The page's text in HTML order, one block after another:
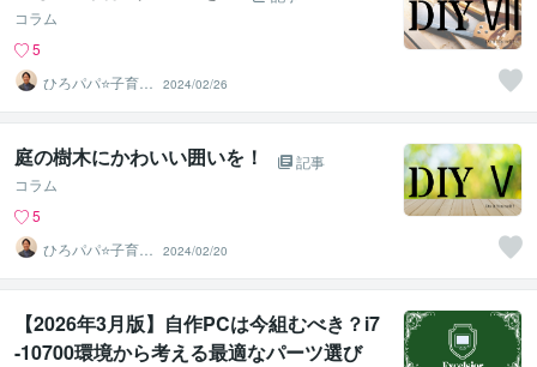
コラム
5
ひろパパ⭐️子育て
の愛伝えるカウ
ンセラー
2024/02/26
庭の樹木にかわいい囲いを！
記事
コラム
5
ひろパパ⭐️子育て
の愛伝えるカウ
ンセラー
2024/02/20
【2026年3月版】自作PCは今組むべき？i7
-10700環境から考える最適なパーツ選び